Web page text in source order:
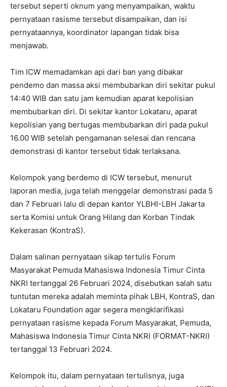
tersebut seperti oknum yang menyampaikan, waktu
pernyataan rasisme tersebut disampaikan, dan isi
pernyataannya, koordinator lapangan tidak bisa
menjawab.
Tim ICW memadamkan api dari ban yang dibakar
pendemo dan massa aksi membubarkan diri sekitar pukul
14:40 WIB dan satu jam kemudian aparat kepolisian
membubarkan diri. Di sekitar kantor Lokataru, aparat
kepolisian yang bertugas membubarkan diri pada pukul
16.00 WIB setelah pengamanan selesai dan rencana
demonstrasi di kantor tersebut tidak terlaksana.
Kelompok yang berdemo di ICW tersebut, menurut
laporan media, juga telah menggelar demonstrasi pada 5
dan 7 Februari lalu di depan kantor YLBHI-LBH Jakarta
serta Komisi untuk Orang Hilang dan Korban Tindak
Kekerasan (KontraS).
Dalam salinan pernyataan sikap tertulis Forum
Masyarakat Pemuda Mahasiswa Indonesia Timur Cinta
NKRI tertanggal 26 Februari 2024, disebutkan salah satu
tuntutan mereka adalah meminta pihak LBH, KontraS, dan
Lokataru Foundation agar segera mengklarifikasi
pernyataan rasisme kepada Forum Masyarakat, Pemuda,
Mahasiswa Indonesia Timur Cinta NKRI (FORMAT-NKRI)
tertanggal 13 Februari 2024.
Kelompok itu, dalam pernyataan tertulisnya, juga